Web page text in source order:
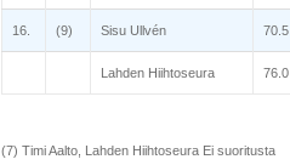
16. (9) Sisu Ullvén 70.5
Lahden Hiihtoseura 76.0
(7) Timi Aalto, Lahden Hiihtoseura Ei suoritusta